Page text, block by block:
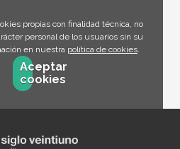
propias con finalidad técnica, no
personal de los usuarios sin su
en nuestra política de cookies.
Aceptar
cookies